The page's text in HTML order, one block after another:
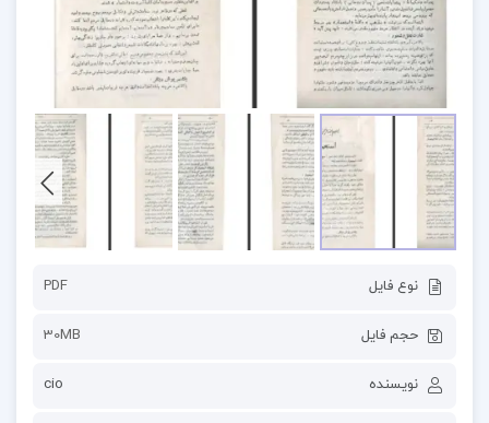
نوع فایل PDF
حجم فایل 30MB
نویسنده cio